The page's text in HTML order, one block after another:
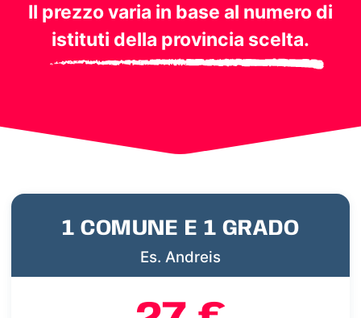
Il prezzo varia in base al numero di
istituti della provincia scelta.
1 COMUNE E 1 GRADO
Es. Andreis